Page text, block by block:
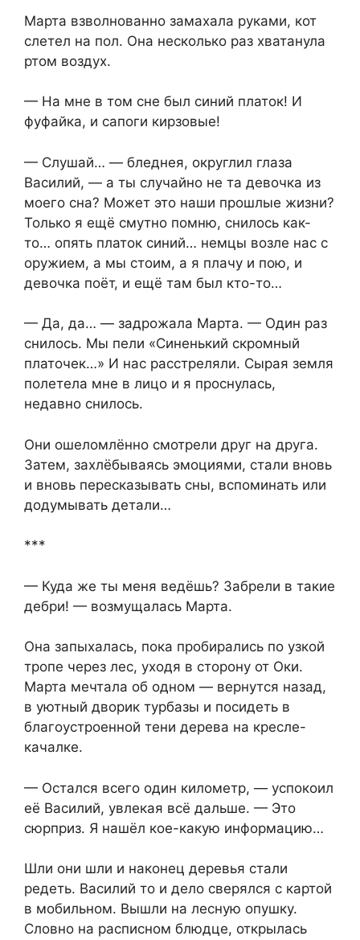
Марта взволнованно замахала руками, кот
слетел на пол. Она несколько раз хватанула
ртом воздух.
— На мне в том сне был синий платок! И
фуфайка, и сапоги кирзовые!
— Слушай… — бледнея, округлил глаза
Василий, — а ты случайно не та девочка из
моего сна? Может это наши прошлые жизни?
Только я ещё смутно помню, снилось как-
то… опять платок синий… немцы возле нас с
оружием, а мы стоим, а я плачу и пою, и
девочка поёт, и ещё там был кто-то…
— Да, да… — задрожала Марта. — Один раз
снилось. Мы пели «Синенький скромный
платочек…» И нас расстреляли. Сырая земля
полетела мне в лицо и я проснулась,
недавно снилось.
Они ошеломлённо смотрели друг на друга.
Затем, захлёбываясь эмоциями, стали вновь
и вновь пересказывать сны, вспоминать или
додумывать детали…
***
— Куда же ты меня ведёшь? Забрели в такие
дебри! — возмущалась Марта.
Она запыхалась, пока пробирались по узкой
тропе через лес, уходя в сторону от Оки.
Марта мечтала об одном — вернутся назад,
в уютный дворик турбазы и посидеть в
благоустроенной тени дерева на кресле-
качалке.
— Остался всего один километр, — успокоил
её Василий, увлекая всё дальше. — Это
сюрприз. Я нашёл кое-какую информацию…
Шли они шли и наконец деревья стали
редеть. Василий то и дело сверялся с картой
в мобильном. Вышли на лесную опушку.
Словно на расписном блюдце, открылась